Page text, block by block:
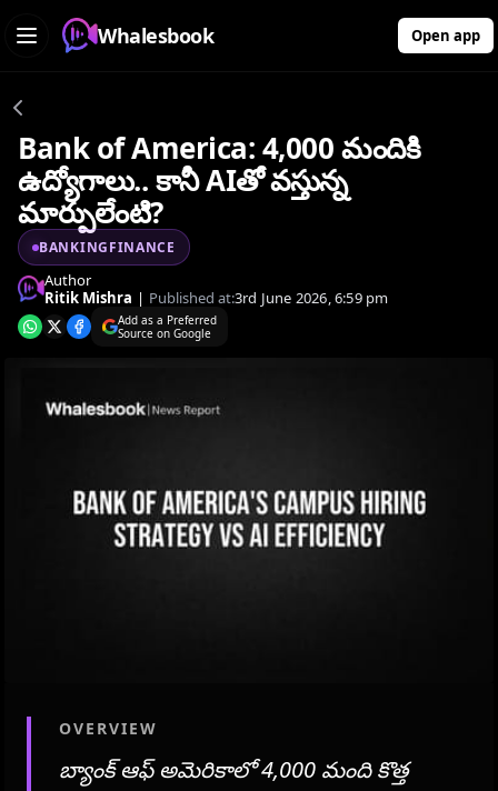
Whalesbook Open app
Bank of America: 4,000 మందికి
ఉద్యోగాలు.. కానీ AIతో వస్తున్న
మార్పులేంటి?
BANKINGFINANCE
Author
Ritik Mishra | Published at:3rd June 2026, 6:59 pm
Add as a Preferred
Source on Google
OVERVIEW
బ్యాంక్ ఆఫ్ అమెరికాలో 4,000 మంది కొత్త